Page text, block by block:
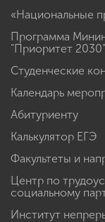
«Национальные
Программа
"Приоритет 2030"
Студенческие
Календарь
Абитуриенту
Калькулятор ЕГЭ
Факультеты и
Центр по
социальному
Институт